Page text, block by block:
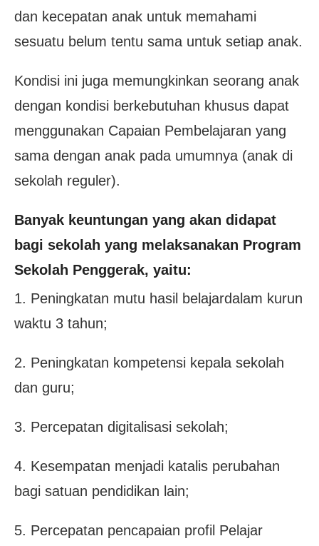
dan kecepatan anak untuk memahami
sesuatu belum tentu sama untuk setiap anak.
Kondisi ini juga memungkinkan seorang anak
dengan kondisi berkebutuhan khusus dapat
menggunakan Capaian Pembelajaran yang
sama dengan anak pada umumnya (anak di
sekolah reguler).
Banyak keuntungan yang akan didapat
bagi sekolah yang melaksanakan Program
Sekolah Penggerak, yaitu:
1. Peningkatan mutu hasil belajardalam kurun
waktu 3 tahun;
2. Peningkatan kompetensi kepala sekolah
dan guru;
3. Percepatan digitalisasi sekolah;
4. Kesempatan menjadi katalis perubahan
bagi satuan pendidikan lain;
5. Percepatan pencapaian profil Pelajar